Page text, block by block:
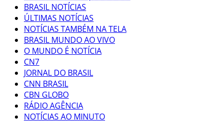
BRASIL NOTÍCIAS
ÚLTIMAS NOTÍCIAS
NOTÍCIAS TAMBÉM NA TELA
BRASIL MUNDO AO VIVO
O MUNDO É NOTÍCIA
CN7
JORNAL DO BRASIL
CNN BRASIL
CBN GLOBO
RÁDIO AGÊNCIA
NOTÍCIAS AO MINUTO